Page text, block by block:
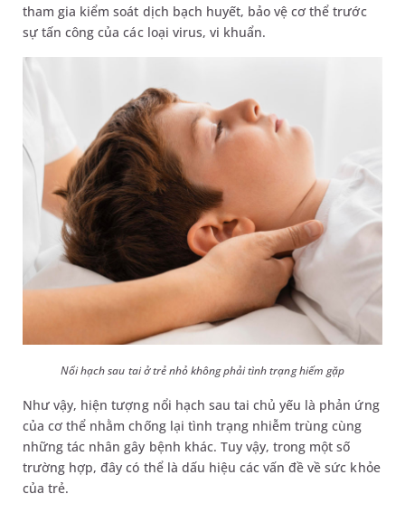
tham gia kiểm soát dịch bạch huyết, bảo vệ cơ thể trước
sự tấn công của các loại virus, vi khuẩn.
Nổi hạch sau tai ở trẻ nhỏ không phải tình trạng hiếm gặp
Như vậy, hiện tượng nổi hạch sau tai chủ yếu là phản ứng
của cơ thể nhằm chống lại tình trạng nhiễm trùng cùng
những tác nhân gây bệnh khác. Tuy vậy, trong một số
trường hợp, đây có thể là dấu hiệu các vấn đề về sức khỏe
của trẻ.